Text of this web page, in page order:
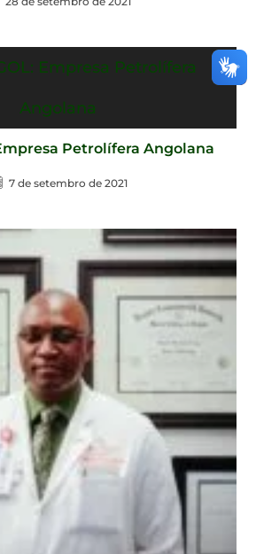
Petrolífera Angolana
7 de setembro de 2021